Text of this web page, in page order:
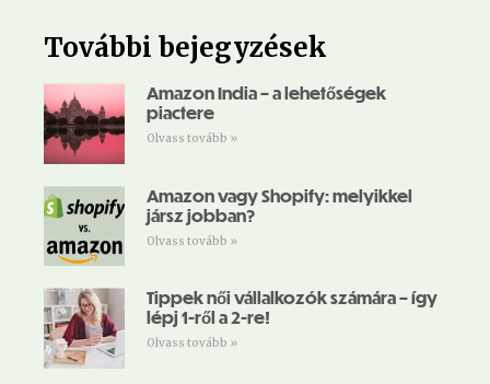
További bejegyzések
Amazon India – a lehetőségek
piactere
Olvass tovább »
Amazon vagy Shopify: melyikkel
jársz jobban?
Olvass tovább »
Tippek női vállalkozók számára – így
lépj 1-ről a 2-re!
Olvass tovább »